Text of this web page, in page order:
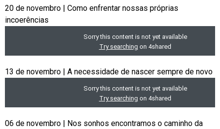
20 de novembro | Como enfrentar nossas próprias
incoerências
13 de novembro | A necessidade de nascer sempre de novo
06 de novembro | Nos sonhos encontramos o caminho da